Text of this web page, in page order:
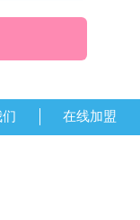
在线加盟